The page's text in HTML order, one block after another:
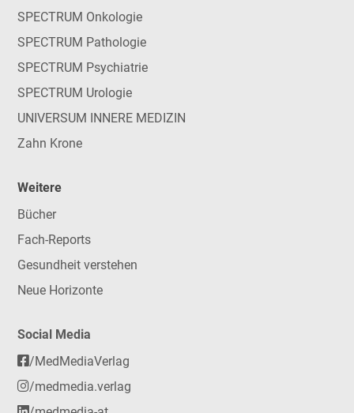
SPECTRUM Onkologie
SPECTRUM Pathologie
SPECTRUM Psychiatrie
SPECTRUM Urologie
UNIVERSUM INNERE MEDIZIN
Zahn Krone
Weitere
Bücher
Fach-Reports
Gesundheit verstehen
Neue Horizonte
Social Media
/MedMediaVerlag
/medmedia.verlag